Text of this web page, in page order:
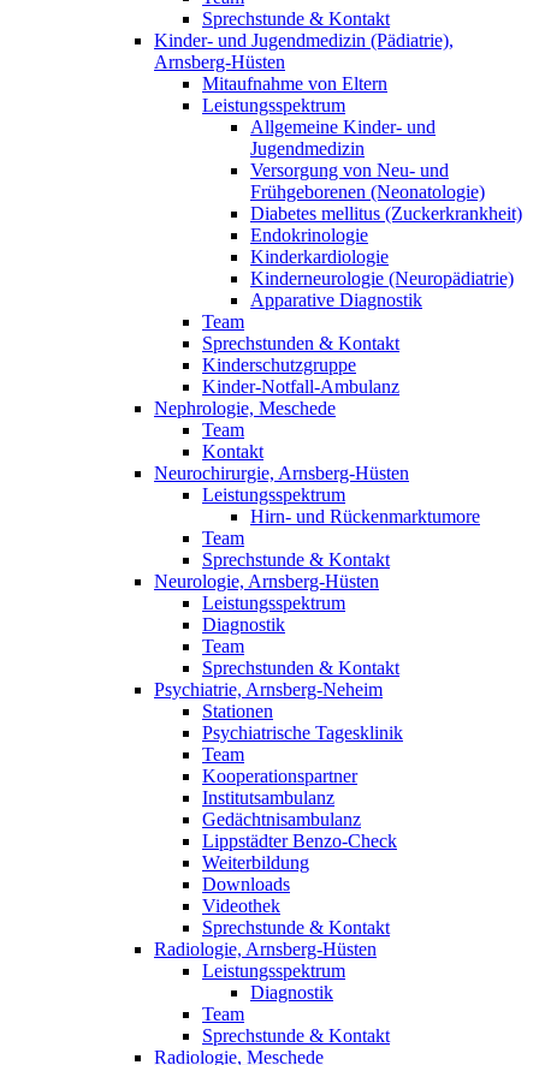
Sprechstunde & Kontakt
Kinder- und Jugendmedizin (Pädiatrie),
Arnsberg-Hüsten
Mitaufnahme von Eltern
Leistungsspektrum
Allgemeine Kinder- und
Jugendmedizin
Versorgung von Neu- und
Frühgeborenen (Neonatologie)
Diabetes mellitus (Zuckerkrankheit)
Endokrinologie
Kinderkardiologie
Kinderneurologie (Neuropädiatrie)
Apparative Diagnostik
Team
Sprechstunden & Kontakt
Kinderschutzgruppe
Kinder-Notfall-Ambulanz
Nephrologie, Meschede
Team
Kontakt
Neurochirurgie, Arnsberg-Hüsten
Leistungsspektrum
Hirn- und Rückenmarktumore
Team
Sprechstunde & Kontakt
Neurologie, Arnsberg-Hüsten
Leistungsspektrum
Diagnostik
Team
Sprechstunden & Kontakt
Psychiatrie, Arnsberg-Neheim
Stationen
Psychiatrische Tagesklinik
Team
Kooperationspartner
Institutsambulanz
Gedächtnisambulanz
Lippstädter Benzo-Check
Weiterbildung
Downloads
Videothek
Sprechstunde & Kontakt
Radiologie, Arnsberg-Hüsten
Leistungsspektrum
Diagnostik
Team
Sprechstunde & Kontakt
Radiologie, Meschede